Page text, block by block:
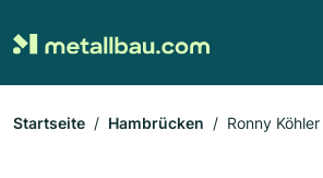
Startseite Hambrücken Ronny